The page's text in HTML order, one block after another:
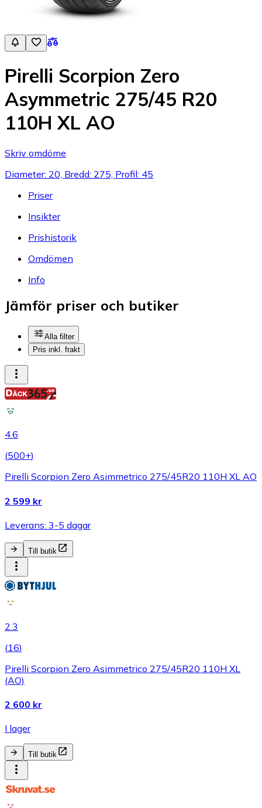
Pirelli Scorpion Zero
Asymmetric 275/45 R20
110H XL AO
Skriv omdöme
Diameter: 20, Bredd: 275, Profil: 45
Priser
Insikter
Prishistorik
Omdömen
Info
Jämför priser och butiker
Alla filter
Pris inkl. frakt
4.6
(500+)
Pirelli Scorpion Zero Asimmetrico 275/45R20 110H XL AO
2 599 kr
Leverans: 3-5 dagar
Till butik
2.3
(16)
Pirelli Scorpion Zero Asimmetrico 275/45R20 110H XL
(AO)
2 600 kr
I lager
Till butik